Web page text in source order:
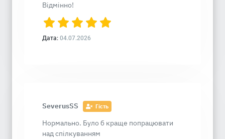
Відмінно!
Дата: 04.07.2026
SeverusSS Гість
Нормально. Було б краще попрацювати
над спілкуванням